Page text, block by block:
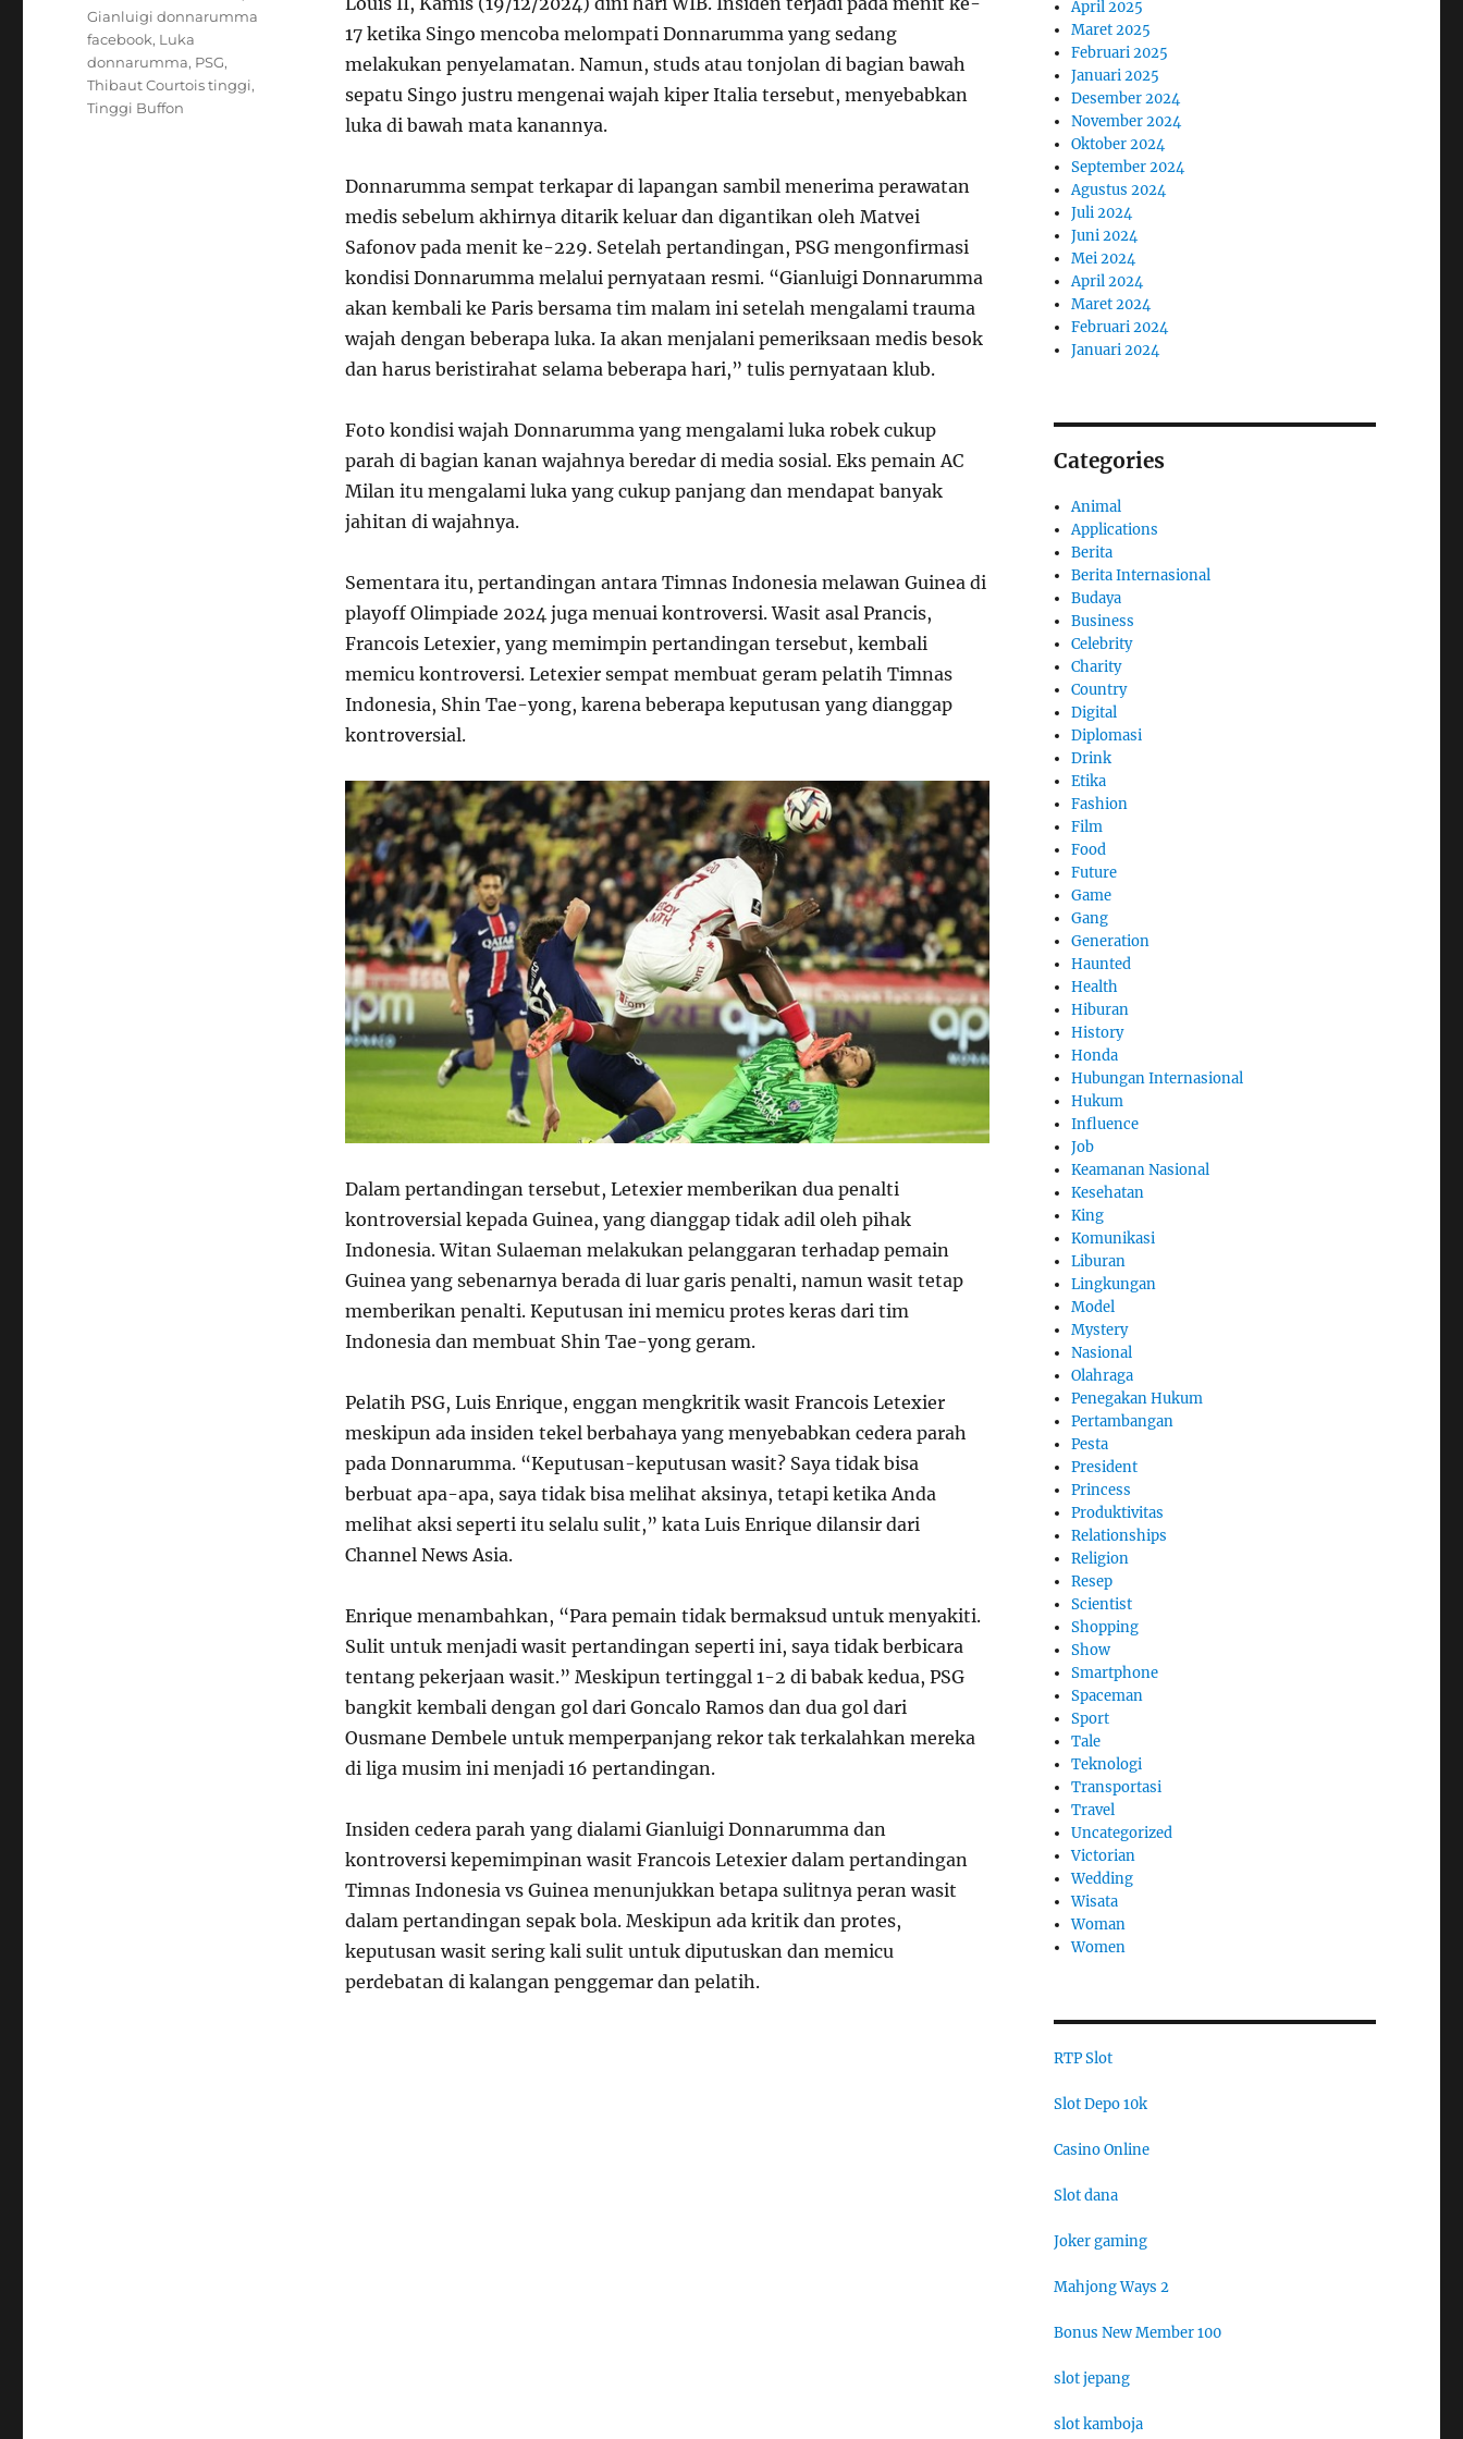
17 ketika Singo mencoba melompati Donnarumma yang sedang
melakukan penyelamatan. Namun, studs atau tonjolan di bagian bawah
sepatu Singo justru mengenai wajah kiper Italia tersebut, menyebabkan
luka di bawah mata kanannya.
Donnarumma sempat terkapar di lapangan sambil menerima perawatan
medis sebelum akhirnya ditarik keluar dan digantikan oleh Matvei
Safonov pada menit ke-229. Setelah pertandingan, PSG mengonfirmasi
kondisi Donnarumma melalui pernyataan resmi. “Gianluigi Donnarumma
akan kembali ke Paris bersama tim malam ini setelah mengalami trauma
wajah dengan beberapa luka. Ia akan menjalani pemeriksaan medis besok
dan harus beristirahat selama beberapa hari,” tulis pernyataan klub.
Foto kondisi wajah Donnarumma yang mengalami luka robek cukup
parah di bagian kanan wajahnya beredar di media sosial. Eks pemain AC
Milan itu mengalami luka yang cukup panjang dan mendapat banyak
jahitan di wajahnya.
Sementara itu, pertandingan antara Timnas Indonesia melawan Guinea di
playoff Olimpiade 2024 juga menuai kontroversi. Wasit asal Prancis,
Francois Letexier, yang memimpin pertandingan tersebut, kembali
memicu kontroversi. Letexier sempat membuat geram pelatih Timnas
Indonesia, Shin Tae-yong, karena beberapa keputusan yang dianggap
kontroversial.
Dalam pertandingan tersebut, Letexier memberikan dua penalti
kontroversial kepada Guinea, yang dianggap tidak adil oleh pihak
Indonesia. Witan Sulaeman melakukan pelanggaran terhadap pemain
Guinea yang sebenarnya berada di luar garis penalti, namun wasit tetap
memberikan penalti. Keputusan ini memicu protes keras dari tim
Indonesia dan membuat Shin Tae-yong geram.
Pelatih PSG, Luis Enrique, enggan mengkritik wasit Francois Letexier
meskipun ada insiden tekel berbahaya yang menyebabkan cedera parah
pada Donnarumma. “Keputusan-keputusan wasit? Saya tidak bisa
berbuat apa-apa, saya tidak bisa melihat aksinya, tetapi ketika Anda
melihat aksi seperti itu selalu sulit,” kata Luis Enrique dilansir dari
Channel News Asia.
Enrique menambahkan, “Para pemain tidak bermaksud untuk menyakiti.
Sulit untuk menjadi wasit pertandingan seperti ini, saya tidak berbicara
tentang pekerjaan wasit.” Meskipun tertinggal 1-2 di babak kedua, PSG
bangkit kembali dengan gol dari Goncalo Ramos dan dua gol dari
Ousmane Dembele untuk memperpanjang rekor tak terkalahkan mereka
di liga musim ini menjadi 16 pertandingan.
Insiden cedera parah yang dialami Gianluigi Donnarumma dan
kontroversi kepemimpinan wasit Francois Letexier dalam pertandingan
Timnas Indonesia vs Guinea menunjukkan betapa sulitnya peran wasit
dalam pertandingan sepak bola. Meskipun ada kritik dan protes,
keputusan wasit sering kali sulit untuk diputuskan dan memicu
perdebatan di kalangan penggemar dan pelatih.
Gianluigi donnarumma
facebook, Luka
donnarumma, PSG,
Thibaut Courtois tinggi,
Tinggi Buffon
April 2025
Maret 2025
Februari 2025
Januari 2025
Desember 2024
November 2024
Oktober 2024
September 2024
Agustus 2024
Juli 2024
Juni 2024
Mei 2024
April 2024
Maret 2024
Februari 2024
Januari 2024
Categories
Animal
Applications
Berita
Berita Internasional
Budaya
Business
Celebrity
Charity
Country
Digital
Diplomasi
Drink
Etika
Fashion
Film
Food
Future
Game
Gang
Generation
Haunted
Health
Hiburan
History
Honda
Hubungan Internasional
Hukum
Influence
Job
Keamanan Nasional
Kesehatan
King
Komunikasi
Liburan
Lingkungan
Model
Mystery
Nasional
Olahraga
Penegakan Hukum
Pertambangan
Pesta
President
Princess
Produktivitas
Relationships
Religion
Resep
Scientist
Shopping
Show
Smartphone
Spaceman
Sport
Tale
Teknologi
Transportasi
Travel
Uncategorized
Victorian
Wedding
Wisata
Woman
Women
RTP Slot
Slot Depo 10k
Casino Online
Slot dana
Joker gaming
Mahjong Ways 2
Bonus New Member 100
slot jepang
slot kamboja